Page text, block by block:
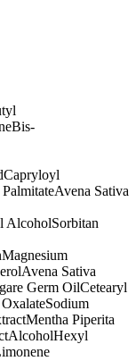
Bis-
Capryloyl
Avena Sativa
AlcoholSorbitan
Magnesium
Avena Sativa
Germ OilCetearyl
Sodium
Mentha Piperita
AlcoholHexyl